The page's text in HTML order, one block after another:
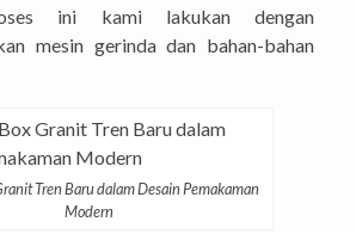
ini kami lakukan dengan
mesin gerinda dan bahan-bahan
Tren Baru dalam Desain Pemakaman
Modern